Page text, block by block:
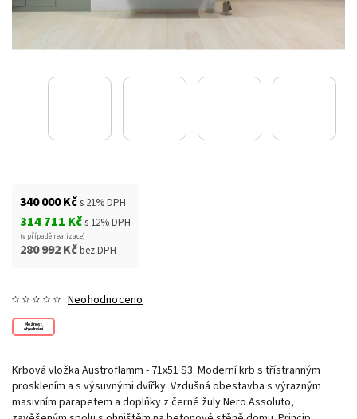
340 000 Kčs 21% DPH
314 711 Kčs 12% DPH
(v případě realizace)
280 992 Kčbez DPH
Možnost
objednání
Neohodnoceno
Krbová vložka Austroflamm - 71x51 S3. Moderní krb s třístranným
prosklením a s výsuvnými dvířky. Vzdušná obestavba s výrazným
masivním parapetem a doplňky z černé žuly Nero Assoluto,